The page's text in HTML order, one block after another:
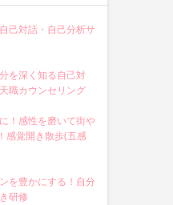
己対話・自己分析サ
を深く知る自己対
職カウンセリング
！感性を磨いて街や
感覚開き散歩(五感
を豊かにする！自分
研修